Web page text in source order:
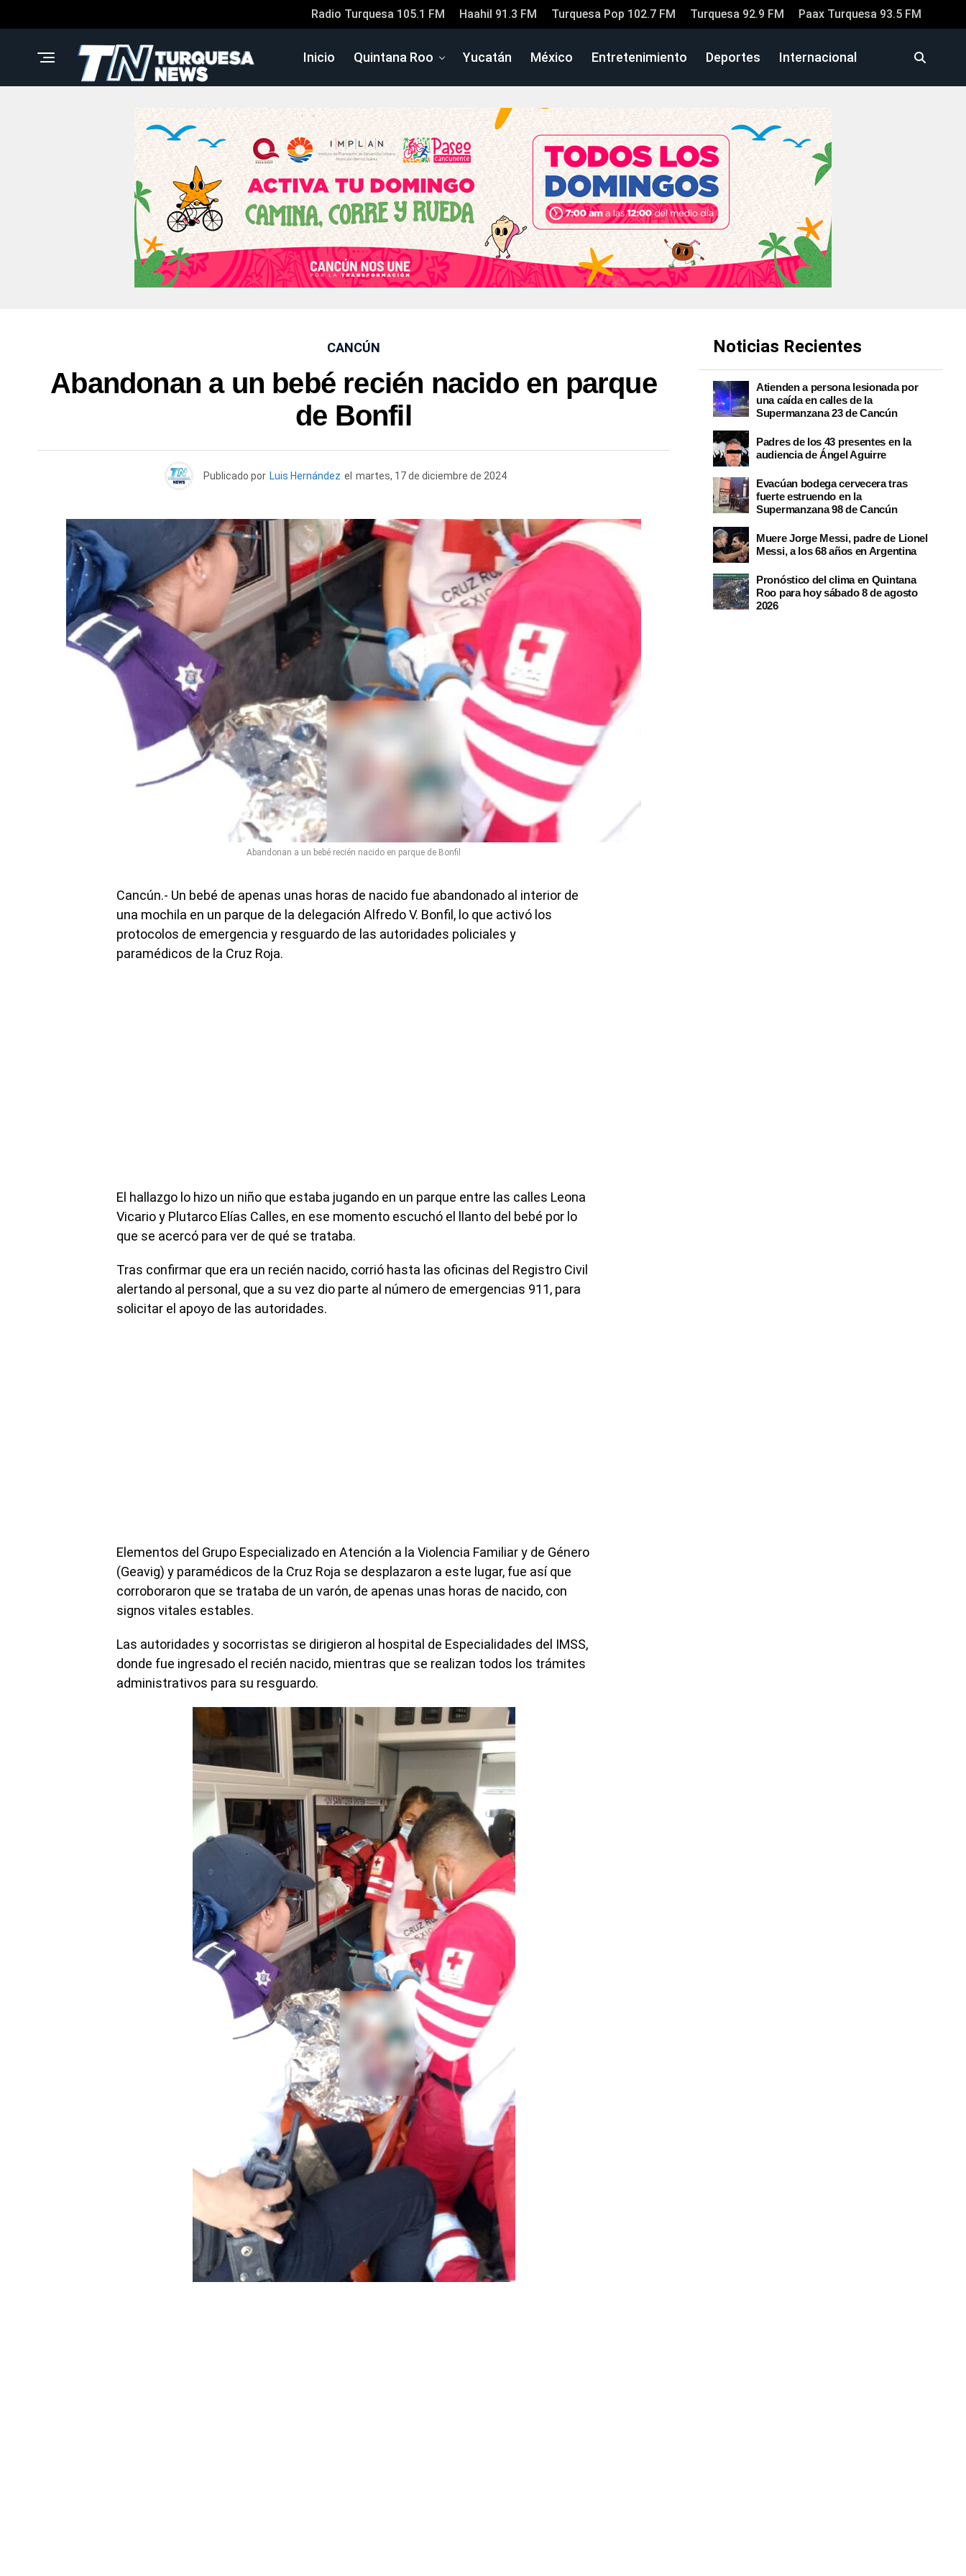
Radio Turquesa 105.1 FM Haahil 91.3 FM Turquesa Pop 102.7 FM Turquesa 92.9 FM Paax Turquesa 93.5 FM
Inicio Quintana Roo Yucatán México Entretenimiento Deportes Internacional
CANCÚN
Abandonan a un bebé recién nacido en parque
de Bonfil
Publicado por Luis Hernández el martes, 17 de diciembre de 2024
Abandonan a un bebé recién nacido en parque de Bonfil
Cancún.- Un bebé de apenas unas horas de nacido fue abandonado al interior de
una mochila en un parque de la delegación Alfredo V. Bonfil, lo que activó los
protocolos de emergencia y resguardo de las autoridades policiales y
paramédicos de la Cruz Roja.
El hallazgo lo hizo un niño que estaba jugando en un parque entre las calles Leona
Vicario y Plutarco Elías Calles, en ese momento escuchó el llanto del bebé por lo
que se acercó para ver de qué se trataba.
Tras confirmar que era un recién nacido, corrió hasta las oficinas del Registro Civil
alertando al personal, que a su vez dio parte al número de emergencias 911, para
solicitar el apoyo de las autoridades.
Elementos del Grupo Especializado en Atención a la Violencia Familiar y de Género
(Geavig) y paramédicos de la Cruz Roja se desplazaron a este lugar, fue así que
corroboraron que se trataba de un varón, de apenas unas horas de nacido, con
signos vitales estables.
Las autoridades y socorristas se dirigieron al hospital de Especialidades del IMSS,
donde fue ingresado el recién nacido, mientras que se realizan todos los trámites
administrativos para su resguardo.
Noticias Recientes
Atienden a persona lesionada por
una caída en calles de la
Supermanzana 23 de Cancún
Padres de los 43 presentes en la
audiencia de Ángel Aguirre
Evacúan bodega cervecera tras
fuerte estruendo en la
Supermanzana 98 de Cancún
Muere Jorge Messi, padre de Lionel
Messi, a los 68 años en Argentina
Pronóstico del clima en Quintana
Roo para hoy sábado 8 de agosto
2026